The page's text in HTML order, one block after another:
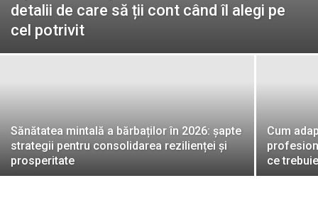
detalii de care să ții cont când îl alegi pe
cel potrivit
Sănătatea mintală a bărbaților în 2026: șapte
strategii pentru consolidarea rezilienței și
prosperitate
Cum
ce